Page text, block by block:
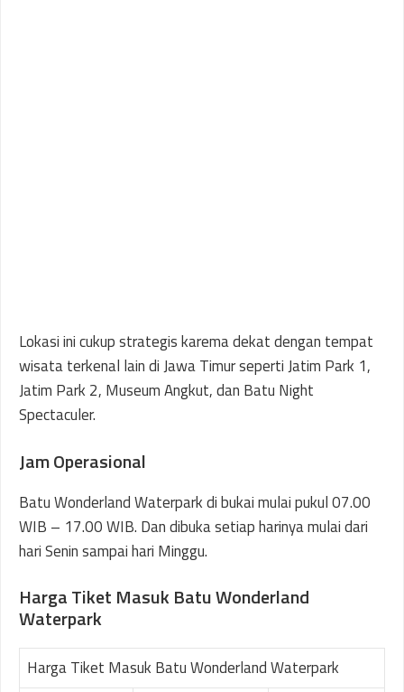
Lokasi ini cukup strategis karema dekat dengan tempat
wisata terkenal lain di Jawa Timur seperti Jatim Park 1,
Jatim Park 2, Museum Angkut, dan Batu Night
Spectaculer.
Jam Operasional
Batu Wonderland Waterpark di bukai mulai pukul 07.00
WIB – 17.00 WIB. Dan dibuka setiap harinya mulai dari
hari Senin sampai hari Minggu.
Harga Tiket Masuk Batu Wonderland
Waterpark
Harga Tiket Masuk Batu Wonderland Waterpark